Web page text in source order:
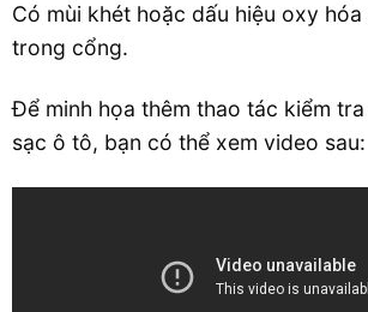
Có mùi khét hoặc dấu hiệu oxy
trong cổng.
Để minh họa thêm thao tác kiểm
sạc ô tô, bạn có thể xem video sau: